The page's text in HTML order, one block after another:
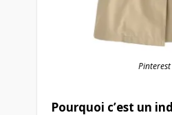
Pinterest
Pourquoi c’est un